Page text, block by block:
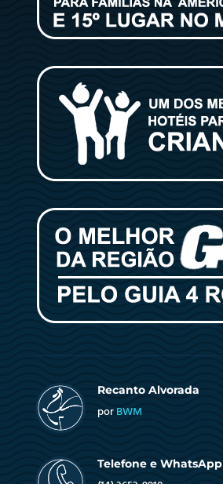
Recanto Alvorada
porBWM
Telefone e WhatsApp